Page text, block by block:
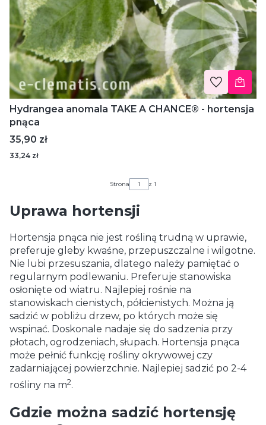
Hydrangea anomala TAKE A CHANCE® - hortensja
pnąca
Cena
35,90 zł
33,24 zł
Strona z 1
Uprawa hortensji
Hortensja pnąca nie jest rośliną trudną w uprawie,
preferuje gleby kwaśne, przepuszczalne i wilgotne.
Nie lubi przesuszania, dlatego należy pamiętać o
regularnym podlewaniu. Preferuje stanowiska
osłonięte od wiatru. Najlepiej rośnie na
stanowiskach cienistych, półcienistych. Można ją
sadzić w pobliżu drzew, po których może się
wspinać. Doskonale nadaje się do sadzenia przy
płotach, ogrodzeniach, słupach. Hortensja pnąca
może pełnić funkcję rośliny okrywowej czy
zadarniającej powierzchnie. Najlepiej sadzić po 2-4
rośliny na m2.
Gdzie można sadzić hortensję